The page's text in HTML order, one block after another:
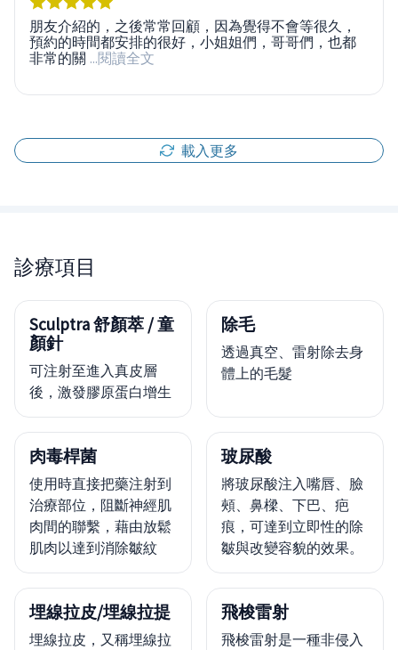
朋友介紹的，之後常常回顧，因為覺得不會等很久，
預約的時間都安排的很好，小姐姐們，哥哥們，也都
非常的關 ...閱讀全文
載入更多
診療項目
Sculptra 舒顏萃 / 童
顏針
可注射至進入真皮層
後，激發膠原蛋白增生
除毛
透過真空、雷射除去身
體上的毛髮
肉毒桿菌
使用時直接把藥注射到
治療部位，阻斷神經肌
肉間的聯繫，藉由放鬆
肌肉以達到消除皺紋
玻尿酸
將玻尿酸注入嘴唇、臉
頰、鼻樑、下巴、疤
痕，可達到立即性的除
皺與改變容貌的效果。
埋線拉皮/埋線拉提
埋線拉皮，又稱埋線拉
飛梭雷射
飛梭雷射是一種非侵入